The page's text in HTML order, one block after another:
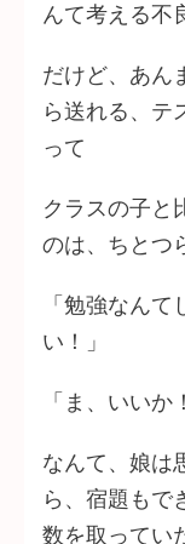
んて考える不
だけど、あん
ら送れる、テ
って
クラスの子と
のは、ちとつ
「勉強なん
い！」
「ま、いいか
なんて、娘は
ら、宿題もで
数を取ってい